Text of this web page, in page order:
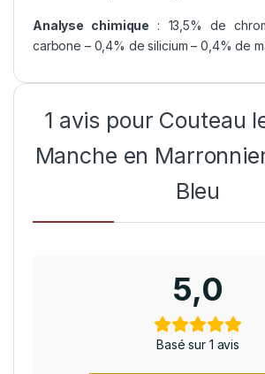
Analyse chimique : 13,5% de
carbone – 0,4% de silicium – 0,4% de
1 avis pour Couteau
Manche en
Bleu
5,0
Basé sur 1 avis